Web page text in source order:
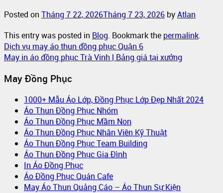
Posted on Tháng 7 22, 2026Tháng 7 23, 2026 byAtlan
This entry was posted in Blog. Bookmark the permalink.
Dịch vụ may áo thun đồng phục Quận 6
May in áo đồng phục Trà Vinh | Bảng giá tại xưởng
May Đồng Phục
1000+ Mẫu Áo Lớp, Đồng Phục Lớp Đẹp Nhất 2024
Áo Thun Đồng Phục Nhóm
Áo Thun Đồng Phục Mầm Non
Áo Thun Đồng Phục Nhân Viên Kỹ Thuật
Áo Thun Đồng Phục Team Building
Áo Thun Đồng Phục Gia Đình
In Áo Đồng Phục
Áo Đồng Phục Quán Cafe
May Áo Thun Quảng Cáo – Áo Thun Sự Kiện